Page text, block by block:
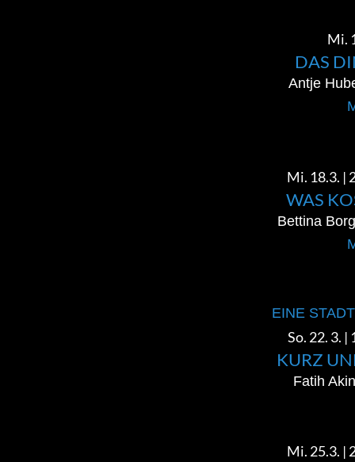
Mi.
DAS
Antje
Mi. 18.3. |
WAS
Bettina
EINE
So. 22. 3. |
KURZ
Fatih
Mi. 25.3. |